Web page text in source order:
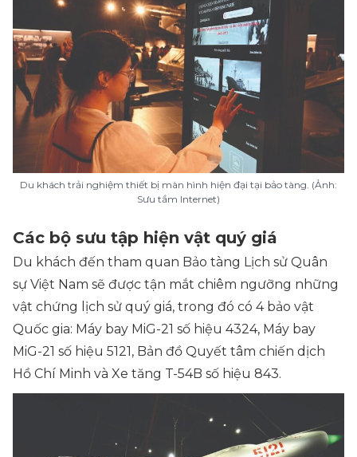
Du khách trải nghiệm thiết bị màn hình hiện đại tại bảo tàng. (Ảnh:
Sưu tầm Internet)
Các bộ sưu tập hiện vật quý giá
Du khách đến tham quan Bảo tàng Lịch sử Quân
sự Việt Nam sẽ được tận mắt chiêm ngưỡng những
vật chứng lịch sử quý giá, trong đó có 4 bảo vật
Quốc gia: Máy bay MiG-21 số hiệu 4324, Máy bay
MiG-21 số hiệu 5121, Bản đồ Quyết tâm chiến dịch
Hồ Chí Minh và Xe tăng T-54B số hiệu 843.